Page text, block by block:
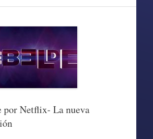
por Netflix- La nueva